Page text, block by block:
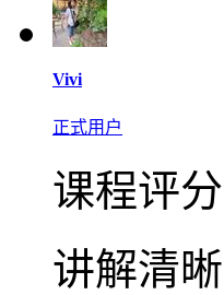
Vivi
正式用户
课程评分
讲解清